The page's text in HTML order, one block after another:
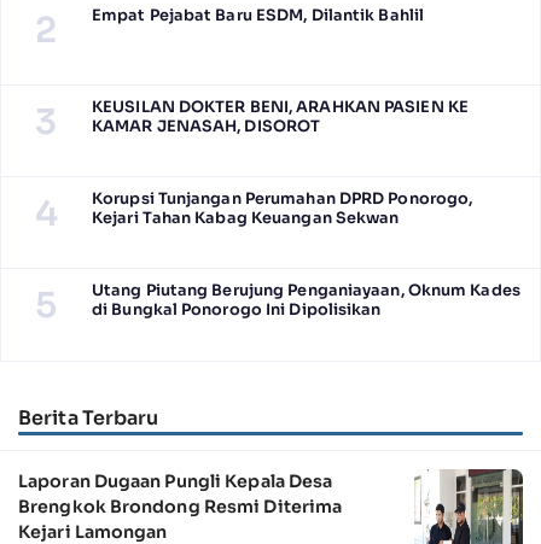
2 Empat Pejabat Baru ESDM, Dilantik Bahlil
3
KEUSILAN DOKTER BENI, ARAHKAN PASIEN KE
KAMAR JENASAH, DISOROT
4
Korupsi Tunjangan Perumahan DPRD Ponorogo,
Kejari Tahan Kabag Keuangan Sekwan
5
Utang Piutang Berujung Penganiayaan, Oknum Kades
di Bungkal Ponorogo Ini Dipolisikan
Berita Terbaru
Laporan Dugaan Pungli Kepala Desa
Brengkok Brondong Resmi Diterima
Kejari Lamongan